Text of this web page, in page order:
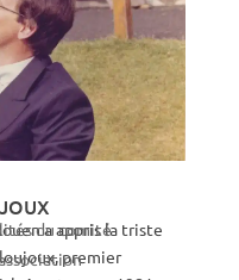
du comité
a appris la triste
premier